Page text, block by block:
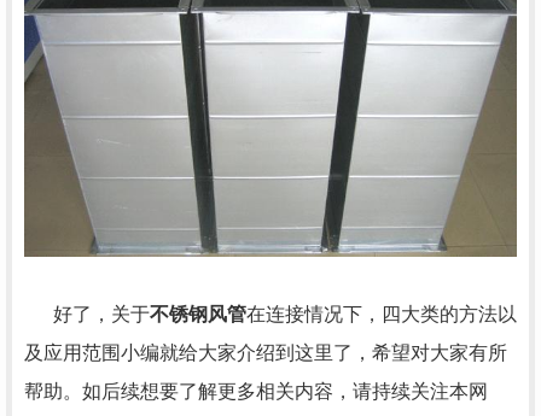
好了，关于不锈钢风管在连接情况下，四大类的方法以
及应用范围小编就给大家介绍到这里了，希望对大家有所
帮助。如后续想要了解更多相关内容，请持续关注本网